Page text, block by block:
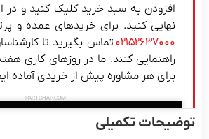
افزودن به سبد خرید کلیک کنید و در
نهایی کنید.برای خریدهای عمده و
۰۲۱۵۲۶۳۷۰۰۰تماس بگیرید تا
برای هر مشاوره پیش از خریدی آماده ایم.
PARTCHAP.COM
توضیحات تکمیلی